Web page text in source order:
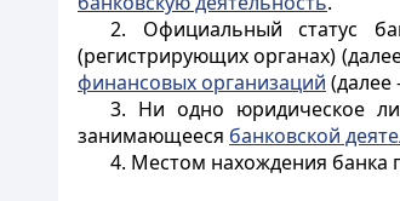
2. Официальный статус
(регистрирующих органах)
финансовых организаций
3. Ни одно юридическое
занимающееся банковской
4. Местом нахождения банка